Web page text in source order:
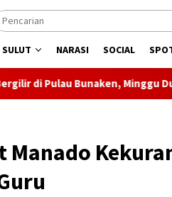
SULUT NARASI SOCIAL
Minggu Dua PLTD Pulih Total
Manado